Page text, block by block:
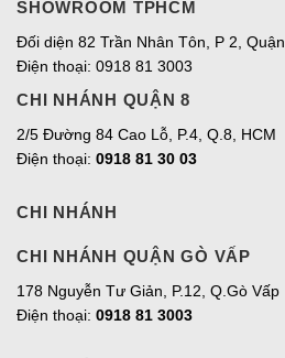
SHOWROOM TPHCM
Đối diện 82 Trần Nhân Tôn, P 2,
Điện thoại: 0918 81 3003
CHI NHÁNH QUẬN 8
2/5 Đường 84 Cao Lỗ, P.4, Q.8, HCM
Điện thoại: 0918 81 30 03
CHI NHÁNH
CHI NHÁNH QUẬN GÒ VẤP
178 Nguyễn Tư Giản, P.12, Q.Gò Vấp
Điện thoại: 0918 81 3003